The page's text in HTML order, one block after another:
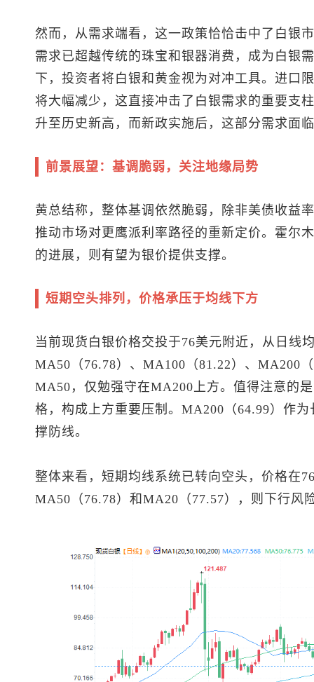
然而，从需求端看，这一政策恰恰击中了白银
需求已超越传统的珠宝和银器消费，成为白银
下，投资者将白银和黄金视为对冲工具。进口
将大幅减少，这直接冲击了白银需求的重要支
升至历史新高，而新政实施后，这部分需求面
前景展望：基调脆弱，关注地缘局势
黄总结称，整体基调依然脆弱，除非美债收益
推动市场对更鹰派利率路径的重新定价。霍尔
的进展，则有望为银价提供支撑。
短期空头排列，价格承压于均线下方
当前现货白银价格交投于76美元附近，从日线
MA50（76.78）、MA100（81.22）、MA200
MA50，仅勉强守在MA200上方。值得注意的
格，构成上方重要压制。MA200（64.99）作
撑防线。
整体来看，短期均线系统已转向空头，价格在
MA50（76.78）和MA20（77.57），则下行风